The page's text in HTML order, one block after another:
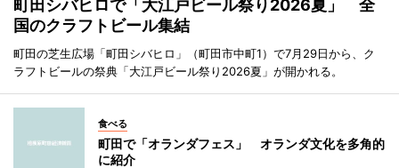
町田シバヒロで「大江戸ビール祭り2026夏」 全
国のクラフトビール集結
町田の芝生広場「町田シバヒロ」（町田市中町1）で7月29日から、ク
ラフトビールの祭典「大江戸ビール祭り2026夏」が開かれる。
食べる
町田で「オランダフェス」 オランダ文化を多角的
に紹介